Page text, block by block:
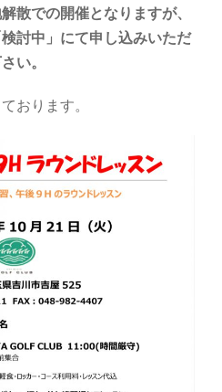
散での開催となりますが、
討中」にて申し込みいただ
い。
おります。